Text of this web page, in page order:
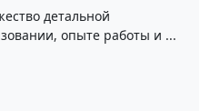
детальной
опыте работы и ...